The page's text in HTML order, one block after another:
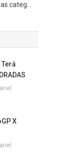
categ...
Terá
ariel
X
ariel